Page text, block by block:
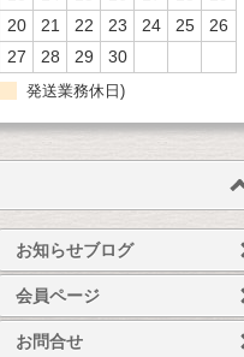
20
21 22 23 24 25
26
27
28 29 30
発送業務休日)
お知らせブログ
会員ページ
お問合せ